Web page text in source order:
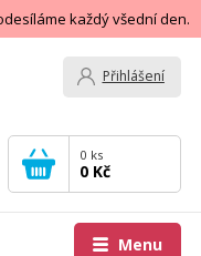
každý všední den.
Menu
Přihlášení
0 ks
0 Kč